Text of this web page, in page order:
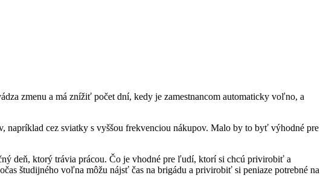
zmenu a má znížiť počet dní, kedy je zamestnancom automaticky voľno, a
napríklad cez sviatky s vyššou frekvenciou nákupov. Malo by to byť výhodné pre
deň, ktorý trávia prácou. Čo je vhodné pre ľudí, ktorí si chcú privirobiť a
študijného voľna môžu nájsť čas na brigádu a privirobiť si peniaze potrebné na